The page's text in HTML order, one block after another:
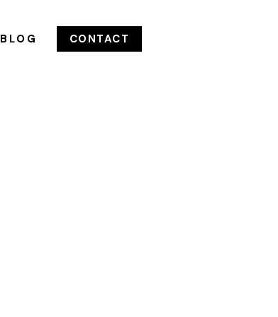
BLOG CONTACT